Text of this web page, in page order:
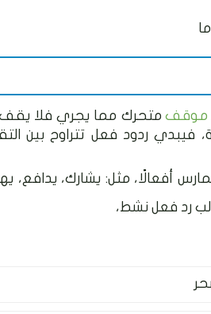
موقف متحرك مما يجري فلا يقف
ردود فعل تتراوح بين
أفعالًا، مثل: يشارك، يدافع،
رد فعل نشط،